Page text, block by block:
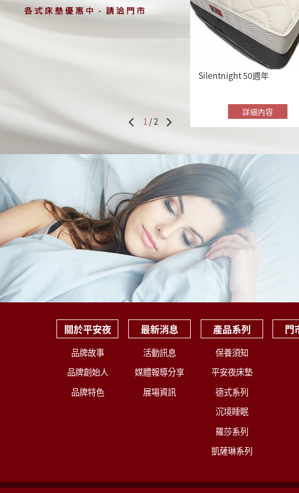
1 /2
Silentnight 50週年
詳細內容
R-02 (水冷系列)
詳細內容
關於平安夜
品牌故事
品牌創始人
品牌特色
最新消息
活動訊息
媒體報導分享
展場資訊
產品系列
保養須知
平安夜床墊
德式系列
沉境睡眠
羅莎系列
凱薩琳系列
門